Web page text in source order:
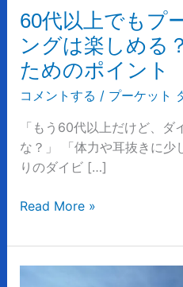
60代以上でもプ
ングは楽しめる
ためのポイント
コメントする / プーケット
「もう60代以上だけど、
な？」 「体力や耳抜きに
りのダイビ […]
ッ
ト
ダ
イ
ビ
グ
は
楽
め
無
理
Read More »